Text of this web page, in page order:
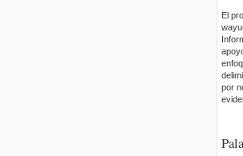
El
por